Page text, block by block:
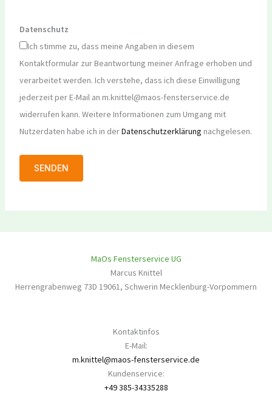
Datenschutz
Ich stimme zu, dass meine Angaben in diesem
Kontaktformular zur Beantwortung meiner Anfrage erhoben und
verarbeitet werden. Ich verstehe, dass ich diese Einwilligung
jederzeit per E-Mail an m.knittel@maos-fensterservice.de
widerrufen kann. Weitere Informationen zum Umgang mit
Nutzerdaten habe ich in derDatenschutzerklärung nachgelesen.
MaOs Fensterservice UG
Marcus Knittel
Herrengrabenweg 73D 19061, Schwerin Mecklenburg-Vorpommern
Kontaktinfos
E-Mail:
m.knittel@maos-fensterservice.de
Kundenservice:
+49 385-34335288